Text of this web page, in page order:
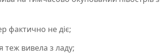
фактично не діє;
теж вивела з ладу;